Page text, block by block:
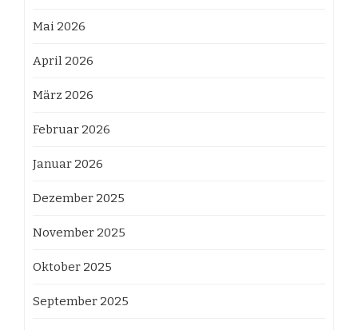
Mai 2026
April 2026
März 2026
Februar 2026
Januar 2026
Dezember 2025
November 2025
Oktober 2025
September 2025